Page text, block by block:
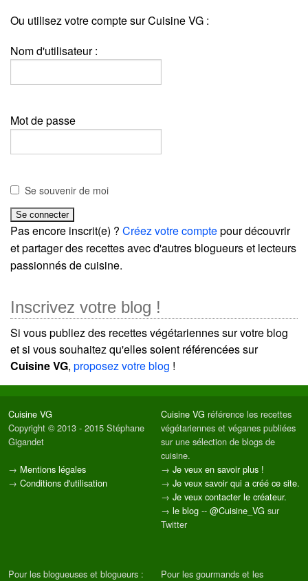
Ou utilisez votre compte sur Cuisine VG :
Nom d'utilisateur :
Mot de passe
Se souvenir de moi
Pas encore inscrit(e) ? Créez votre comptepour découvrir
et partager des recettes avec d'autres blogueurs et lecteurs
passionnés de cuisine.
Inscrivez votre blog !
Si vous publiez des recettes végétariennes sur votre blog
et si vous souhaitez qu'elles soient référencées sur
Cuisine VG, proposez votre blog !
Cuisine VG
Copyright © 2013 - 2015 Stéphane
Gigandet
→ Mentions légales
→ Conditions d'utilisation
Cuisine VG référence les recettes
végétariennes et véganes publiées
sur une sélection de blogs de
cuisine.
→ Je veux en savoir plus !
→ Je veux savoir qui a créé ce site.
→ Je veux contacter le créateur.
→ le blog -- @Cuisine_VG sur
Twitter
Pour les blogueuses et blogueurs :
Pour les gourmands et les